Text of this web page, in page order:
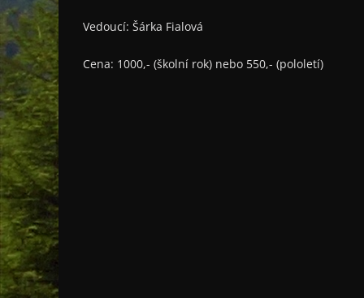
Vedoucí: Šárka Fialová
Cena: 1000,- (školní rok) nebo 550,- (pololetí)